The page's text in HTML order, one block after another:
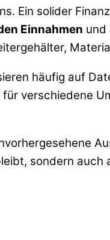
Ein solider
Einnahmen und
häufig auf
verschiedene
sondern auch